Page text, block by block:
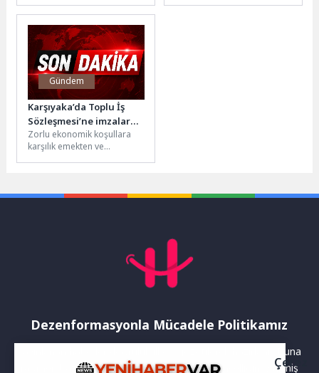
sanatçısı SAFİYA, güçlü
sesi,...
Gündem
Karşıyaka’da Toplu İş
Sözleşmesi’ne imzalar
atıldı
Zorlu ekonomik koşullara
karşılık emekten ve
Belediyesi, Tüm...
Dezenformasyonla Mücadele Politikamız
Yayınlanan haberler doğruluk ilkesi gözetilerek hazırlanır. Buna
rağmen bazı içeriklerde eksik, hatalı veya güncelliğini yitirmiş
Çerez